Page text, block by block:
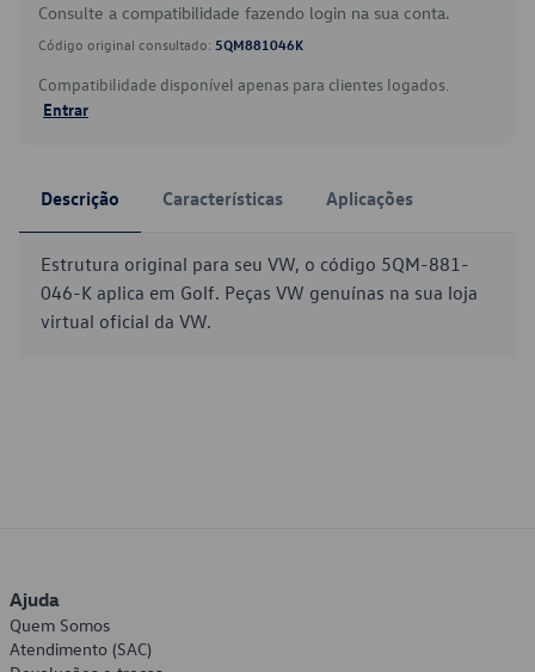
Consulte a compatibilidade fazendo login na sua conta.
Código original consultado: 5QM881046K
Compatibilidade disponível apenas para clientes logados.
Entrar
Descrição Características Aplicações
Estrutura original para seu VW, o código 5QM-881-
046-K aplica em Golf. Peças VW genuínas na sua loja
virtual oficial da VW.
Ajuda
Quem Somos
Atendimento (SAC)